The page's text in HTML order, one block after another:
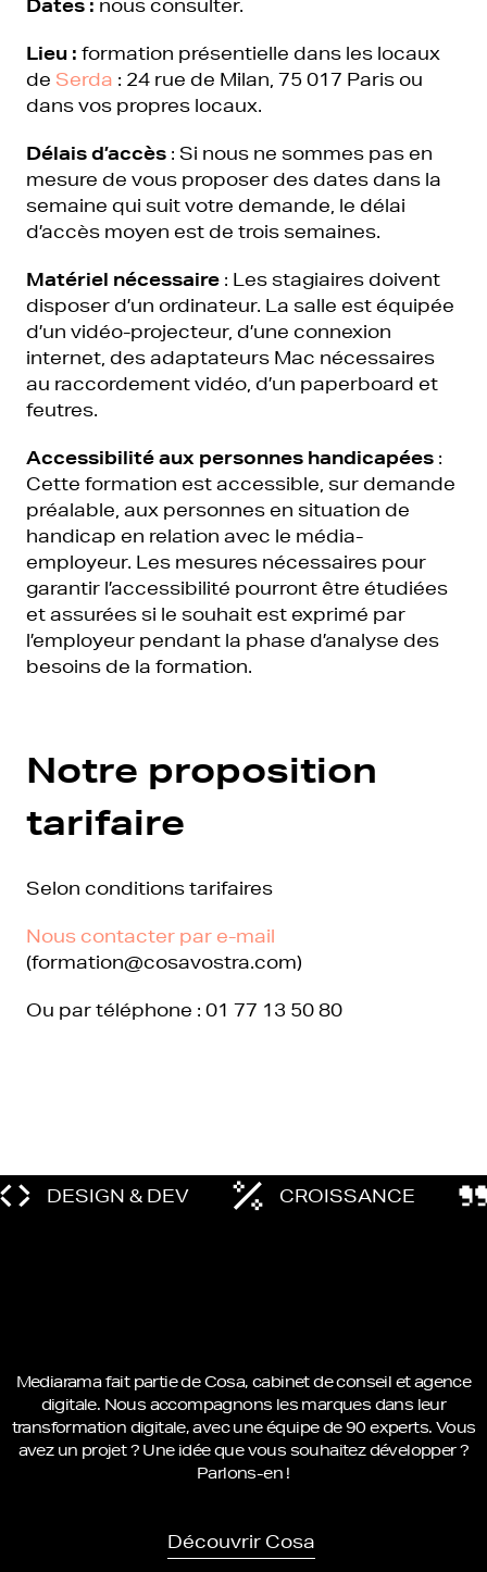
Dates : nous consulter.
Lieu : formation présentielle dans les locaux
de Serda : 24 rue de Milan, 75 017 Paris ou
dans vos propres locaux.
Délais d’accès : Si nous ne sommes pas en
mesure de vous proposer des dates dans la
semaine qui suit votre demande, le délai
d’accès moyen est de trois semaines.
Matériel nécessaire : Les stagiaires doivent
disposer d’un ordinateur. La salle est équipée
d’un vidéo-projecteur, d’une connexion
internet, des adaptateurs Mac nécessaires
au raccordement vidéo, d’un paperboard et
feutres.
Accessibilité aux personnes handicapées :
Cette formation est accessible, sur demande
préalable, aux personnes en situation de
handicap en relation avec le média-
employeur. Les mesures nécessaires pour
garantir l’accessibilité pourront être étudiées
et assurées si le souhait est exprimé par
l’employeur pendant la phase d’analyse des
besoins de la formation.
Notre proposition
tarifaire
Selon conditions tarifaires
Nous contacter par e-mail
(formation@cosavostra.com)
Ou par téléphone : 01 77 13 50 80
DESIGN & DEV CROISSANCE
Mediarama fait partie de Cosa, cabinet de conseil et agence
digitale. Nous accompagnons les marques dans leur
transformation digitale, avec une équipe de 90 experts. Vous
avez un projet ? Une idée que vous souhaitez développer ?
Parlons-en !
Découvrir Cosa